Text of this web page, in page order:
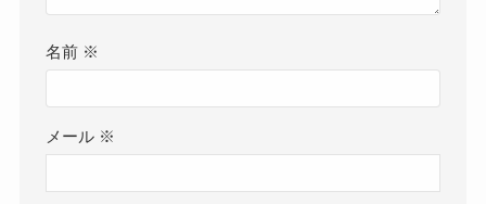
名前 ※
メール ※